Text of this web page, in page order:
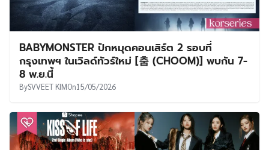
BABYMONSTER ปักหมุดคอนเสิร์ต 2 รอบที่
กรุงเทพฯ ในเวิลด์ทัวร์ใหม่ [춤 (CHOOM)] พบกัน 7-
8 พ.ย.นี้
BySVVEET KIMOn15/05/2026